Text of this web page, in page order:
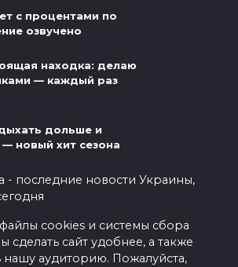
с процентами по
озвучено
находка: делаю
— каждый раз
дольше и
новый хит сезона
- последние новости Украины,
cookies и системы сбора
сделать сайт удобнее, а также
аудиторию. Пожалуйста,